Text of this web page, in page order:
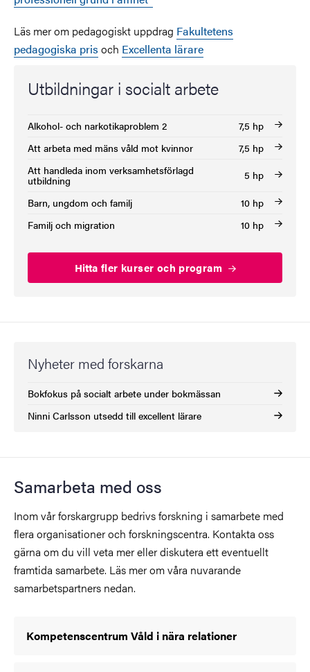
Läs mer om pedagogiskt uppdrag Fakultetens
pedagogiska pris och Excellenta lärare
Utbildningar i socialt arbete
Alkohol- och narkotikaproblem 2
7,5 hp
Att arbeta med mäns våld mot kvinnor
7,5 hp
Att handleda inom verksamhetsförlagd
utbildning
5 hp
Barn, ungdom och familj
10 hp
Familj och migration
10 hp
Hitta fler kurser och program
Nyheter med forskarna
Bokfokus på socialt arbete under bokmässan
Ninni Carlsson utsedd till excellent lärare
Samarbeta med oss
Inom vår forskargrupp bedrivs forskning i samarbete med
flera organisationer och forskningscentra. Kontakta oss
gärna om du vill veta mer eller diskutera ett eventuellt
framtida samarbete. Läs mer om våra nuvarande
samarbetspartners nedan.
Kompetenscentrum Våld i nära relationer